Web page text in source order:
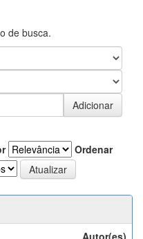
de busca.
Ordenar
Autor(es)